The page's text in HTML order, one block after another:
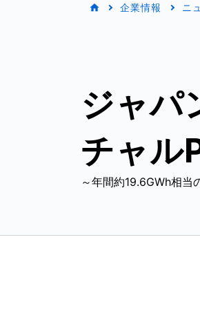
企業情報 ニ
ジャパ
チャル
～年間約19.6GWh相当